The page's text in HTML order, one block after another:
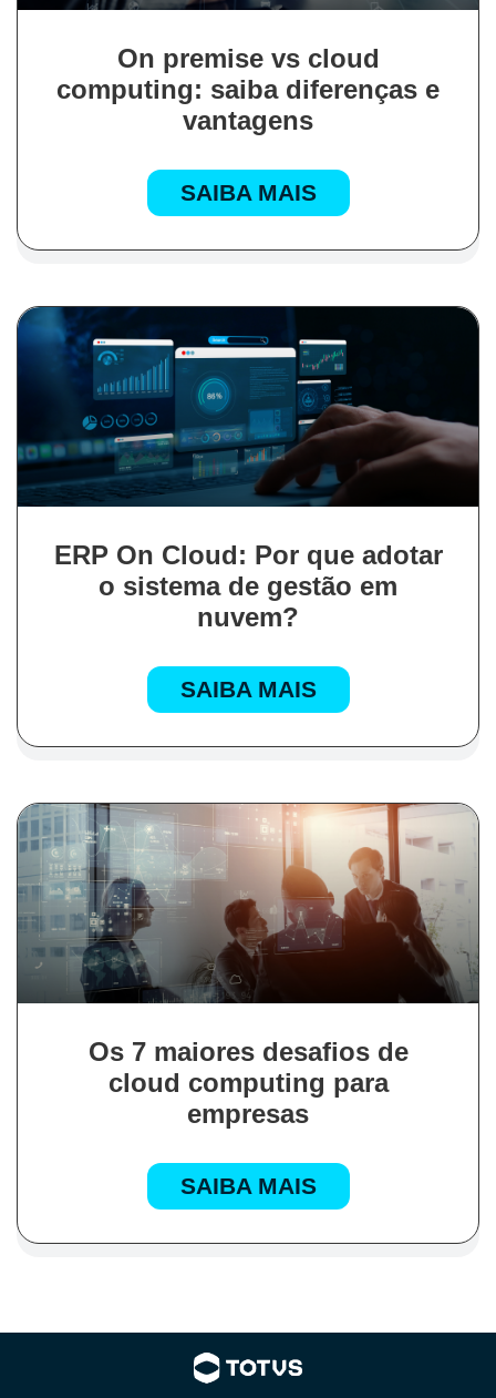
On premise vs cloud
computing: saiba diferenças e
vantagens
SAIBA MAIS
ERP On Cloud: Por que adotar
o sistema de gestão em
nuvem?
SAIBA MAIS
Os 7 maiores desafios de
cloud computing para
empresas
SAIBA MAIS